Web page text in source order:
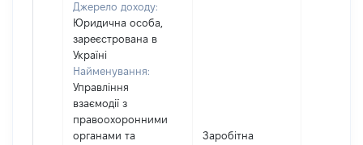
Джерело доходу:
Юридична особа,
зареєстрована в
Україні
Найменування:
Управління
взаємодії з
правоохоронними
органами та
Заробітна